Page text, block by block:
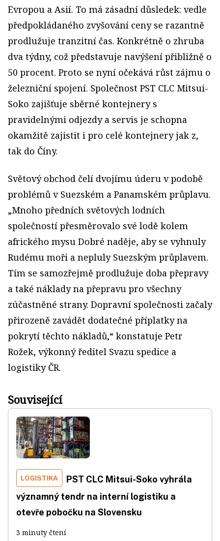
Evropou a Asií. To má zásadní důsledek: vedle
předpokládaného zvyšování ceny se razantně
prodlužuje tranzitní čas. Konkrétně o zhruba
dva týdny, což představuje navýšení přibližně o
50 procent. Proto se nyní očekává růst zájmu o
železniční spojení. Společnost PST CLC Mitsui-
Soko zajišťuje sběrné kontejnery s
pravidelnými odjezdy a servis je schopna
okamžitě zajistit i pro celé kontejnery jak z,
tak do Číny.
Světový obchod čelí dvojímu úderu v podobě
problémů v Suezském a Panamském průplavu.
„Mnoho předních světových lodních
společností přesměrovalo své lodě kolem
afrického mysu Dobré naděje, aby se vyhnuly
Rudému moři a nepluly Suezským průplavem.
Tím se samozřejmě prodlužuje doba přepravy
a také náklady na přepravu pro všechny
zúčastněné strany. Dopravní společnosti začaly
přirozeně zavádět dodatečné příplatky na
pokrytí těchto nákladů,“ konstatuje Petr
Rožek, výkonný ředitel Svazu spedice a
logistiky ČR.
Související
LOGISTIKA
PST CLC Mitsui-Soko vyhrála
významný tendr na interní logistiku a
otevře pobočku na Slovensku
3 minuty čtení